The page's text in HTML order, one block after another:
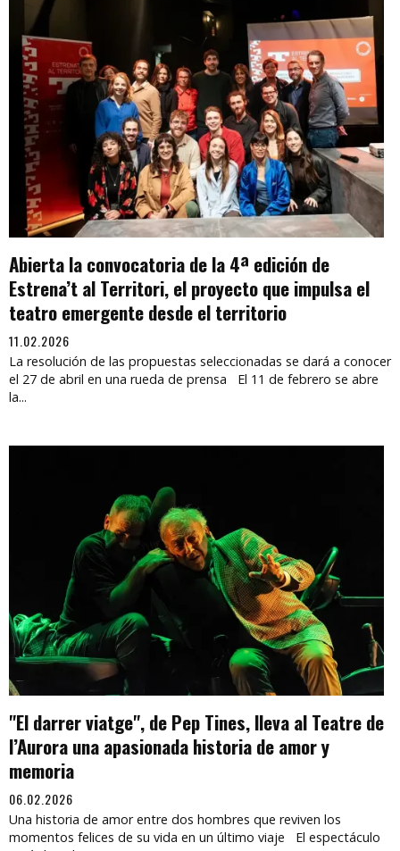
Abierta la convocatoria de la 4ª edición de
Estrena’t al Territori, el proyecto que impulsa el
teatro emergente desde el territorio
11.02.2026
La resolución de las propuestas seleccionadas se dará a conocer
el 27 de abril en una rueda de prensa El 11 de febrero se abre
la...
"El darrer viatge", de Pep Tines, lleva al Teatre de
l’Aurora una apasionada historia de amor y
memoria
06.02.2026
Una historia de amor entre dos hombres que reviven los
momentos felices de su vida en un último viaje El espectáculo